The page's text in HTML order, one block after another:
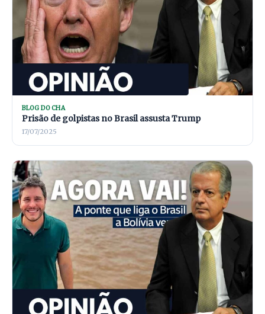
BLOG DO CHA
Prisão de golpistas no Brasil assusta Trump
17/07/2025